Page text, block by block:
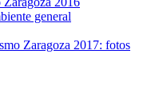
general
Zaragoza 2017: fotos